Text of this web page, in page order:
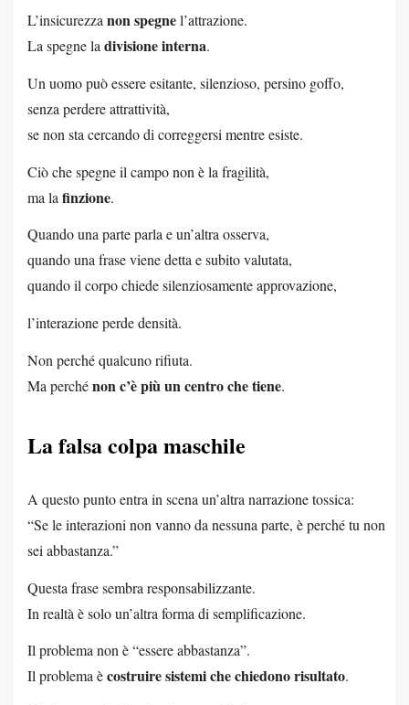
L’insicurezza non spegnel’attrazione.
La spegne la divisione interna.
Un uomo può essere esitante, silenzioso, persino goffo,
senza perdere attrattività,
se non sta cercando di correggersi mentre esiste.
Ciò che spegne il campo non è la fragilità,
ma la finzione.
Quando una parte parla e un’altra osserva,
quando una frase viene detta e subito valutata,
quando il corpo chiede silenziosamente approvazione,
l’interazione perde densità.
Non perché qualcuno rifiuta.
Ma perchénon c’è più un centro che tiene.
La falsa colpa maschile
A questo punto entra in scena un’altra narrazione tossica:
“Se le interazioni non vanno da nessuna parte, è perché tu non
sei abbastanza.”
Questa frase sembra responsabilizzante.
In realtà è solo un’altra forma di semplificazione.
Il problema non è “essere abbastanza”.
Il problema ècostruire sistemi che chiedono risultato.